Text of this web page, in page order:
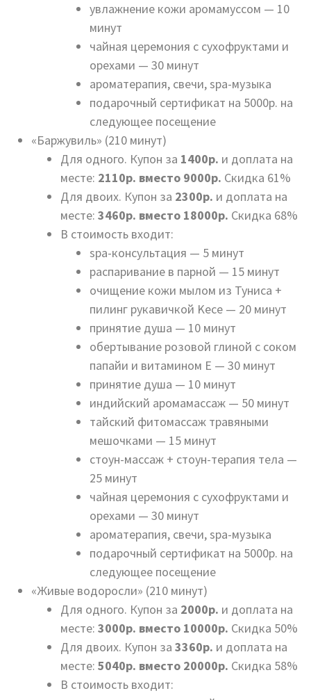
увлажнение кожи аромамуссом — 10
минут
чайная церемония с сухофруктами и
орехами — 30 минут
ароматерапия, свечи, spa-музыка
подарочный сертификат на 5000р. на
следующее посещение
«Баржувиль» (210 минут)
Для одного. Купон за 1400р. и доплата на
месте: 2110р. вместо 9000р. Скидка 61%
Для двоих. Купон за 2300р. и доплата на
месте: 3460р. вместо 18000р. Скидка 68%
В стоимость входит:
spa-консультация — 5 минут
распаривание в парной — 15 минут
очищение кожи мылом из Туниса +
пилинг рукавичкой Kecе — 20 минут
принятие душа — 10 минут
обертывание розовой глиной с соком
папайи и витамином Е — 30 минут
принятие душа — 10 минут
индийский аромамассаж — 50 минут
тайский фитомассаж травяными
мешочками — 15 минут
стоун-массаж + стоун-терапия тела —
25 минут
чайная церемония с сухофруктами и
орехами — 30 минут
ароматерапия, свечи, spa-музыка
подарочный сертификат на 5000р. на
следующее посещение
«Живые водоросли» (210 минут)
Для одного. Купон за 2000р. и доплата на
месте: 3000р. вместо 10000р. Скидка 50%
Для двоих. Купон за 3360р. и доплата на
месте: 5040р. вместо 20000р. Скидка 58%
В стоимость входит: